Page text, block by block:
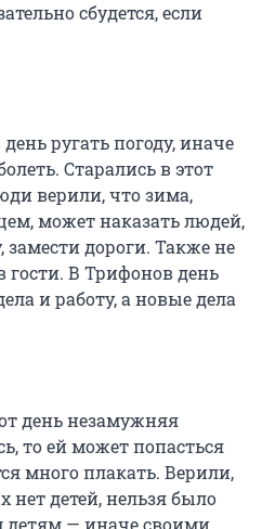
сбудется, если
ругать погоду, иначе
Старались в этот
верили, что зима,
может наказать людей,
замести дороги. Также не
гости. В Трифонов день
и работу, а новые дела
день незамужняя
то ей может попасться
много плакать. Верили,
нет детей, нельзя было
— иначе своими